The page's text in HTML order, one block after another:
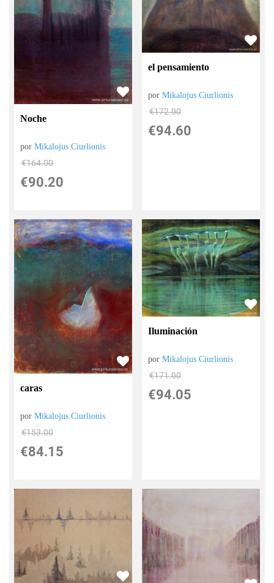
Noche
porMikalojus Ciurlionis
€164.00
€90.20
el pensamiento
porMikalojus Ciurlionis
€172.00
€94.60
caras
porMikalojus Ciurlionis
€153.00
€84.15
Iluminación
porMikalojus Ciurlionis
€171.00
€94.05